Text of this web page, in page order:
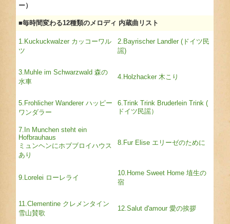
ー）
■毎時間変わる12種類のメロディ 内蔵曲リスト
1.Kuckuckwalzer カッコーワル
ツ
2.Bayrischer Landler (ドイツ民
謡)
3.Muhle im Schwarzwald 森の
水車
4.Holzhacker 木こり
5.Frohlicher Wanderer ハッピー
ワンダラー
6.Trink Trink Bruderlein Trink (
ドイツ民謡）
7.In Munchen steht ein
Hofbrauhaus
ミュンヘンにホブブロイハウス
あり
8.Fur Elise エリーゼのために
9.Lorelei ローレライ
10.Home Sweet Home 埴生の
宿
11.Clementine クレメンタイン
雪山賛歌
12.Salut d'amour 愛の挨拶